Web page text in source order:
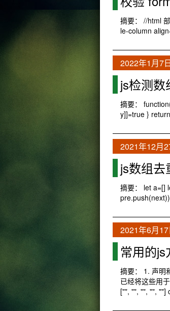
摘要： //html
le-column
2022年1月7
js检测数
摘要：
y]]=true }
2021年12月
js数组去
摘要： let a=[]
2021年6月17
常用的js
摘要： 1. 声明
已经将这些用
["", "", "", "", ""]